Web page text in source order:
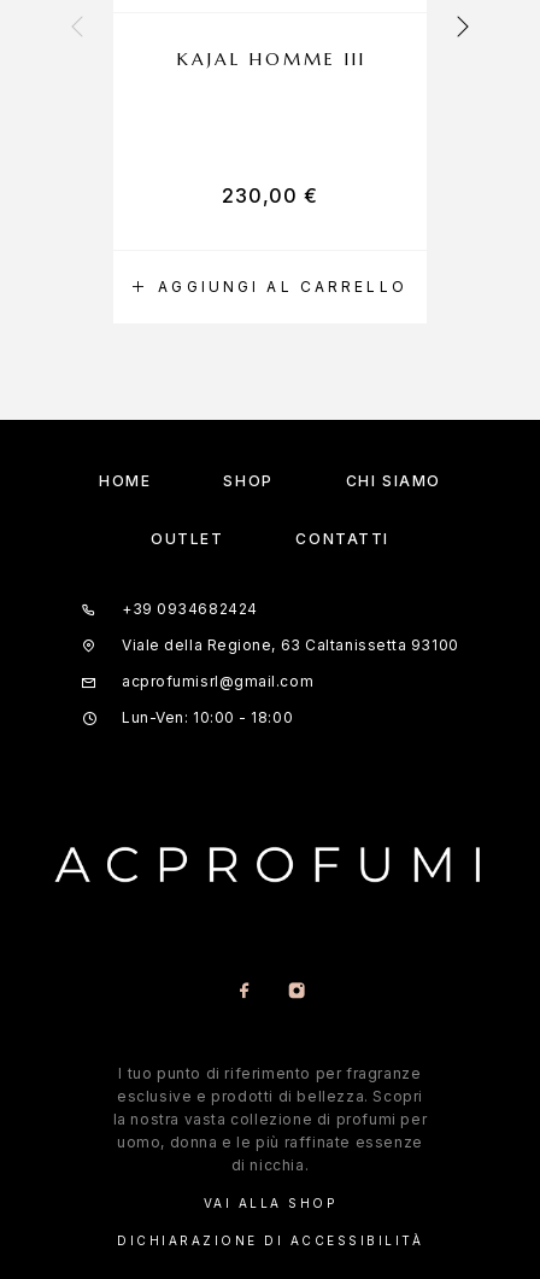
AGGIUNGI AL CARRELLO
KAJAL HOMME III
230,00 €
HOME SHOP CHI SIAMO
OUTLET CONTATTI
+39 0934682424
Viale della Regione, 63 Caltanissetta 93100
acprofumisrl@gmail.com
Lun-Ven: 10:00 - 18:00
l tuo punto di riferimento per fragranze
esclusive e prodotti di bellezza. Scopri
la nostra vasta collezione di profumi per
uomo, donna e le più raffinate essenze
di nicchia.
VAI ALLA SHOP
DICHIARAZIONE DI ACCESSIBILITÀ